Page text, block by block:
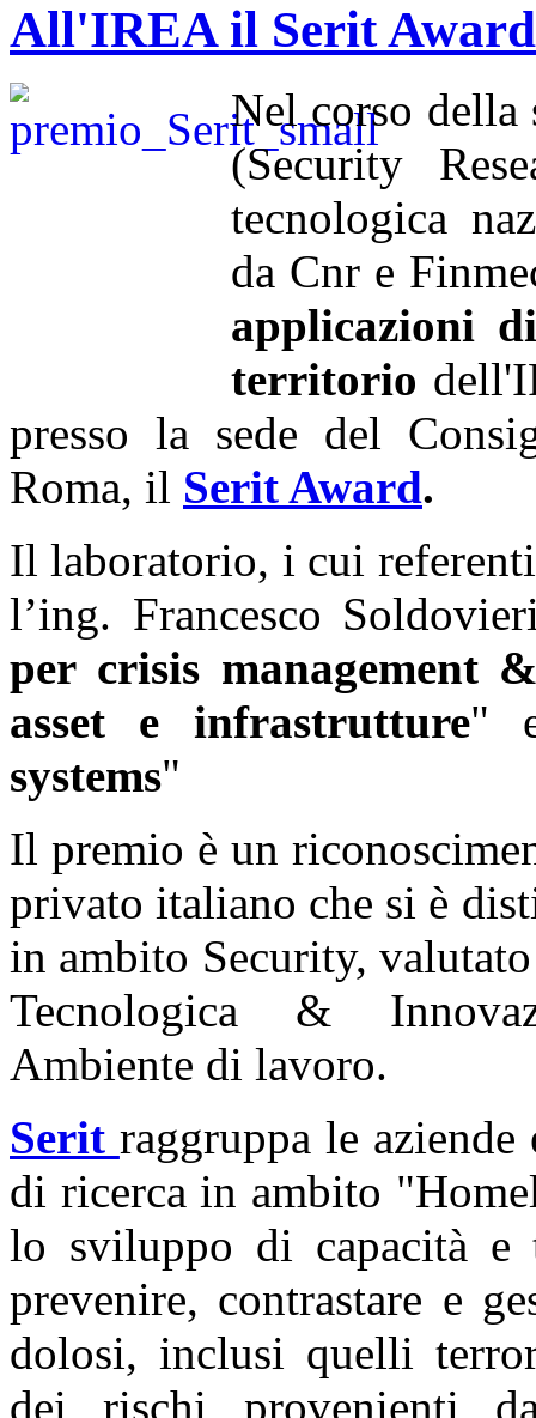
All'IREA il Serit
Nel corso della
(Security
tecnologica
da Cnr e
applicazioni
territorio
presso la sede del
Roma, il Serit Award.
Il laboratorio, i cui
l’ing. Francesco
per crisis management
asset e infrastrutture"
systems"
Il premio è un
privato italiano che si è
in ambito Security,
Tecnologica &
Ambiente di lavoro.
Serit raggruppa le
di ricerca in ambito
lo sviluppo di capacità e
prevenire, contrastare e
dolosi, inclusi quelli
dei rischi provenienti